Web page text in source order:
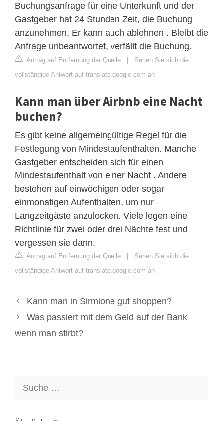
Buchungsanfrage für eine Unterkunft und der
Gastgeber hat 24 Stunden Zeit, die Buchung
anzunehmen. Er kann auch ablehnen . Bleibt die
Anfrage unbeantwortet, verfällt die Buchung.
Antrag auf Entfernung der Quelle | Sehen Sie sich die
vollständige Antwort auf translate.google.com an
Kann man über Airbnb eine Nacht
buchen?
Es gibt keine allgemeingültige Regel für die
Festlegung von Mindestaufenthalten. Manche
Gastgeber entscheiden sich für einen
Mindestaufenthalt von einer Nacht . Andere
bestehen auf einwöchigen oder sogar
einmonatigen Aufenthalten, um nur
Langzeitgäste anzulocken. Viele legen eine
Richtlinie für zwei oder drei Nächte fest und
vergessen sie dann.
Antrag auf Entfernung der Quelle | Sehen Sie sich die
vollständige Antwort auf translate.google.com an
Kann man in Sirmione gut shoppen?
Was passiert mit dem Geld auf der Bank
wenn man stirbt?
nach: